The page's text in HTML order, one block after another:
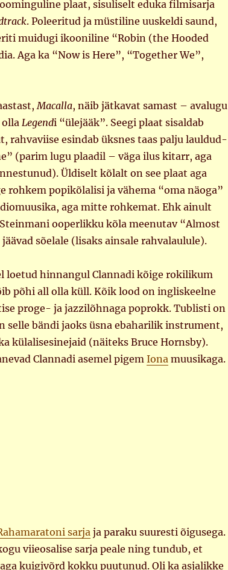
plaat, sisuliselt eduka filmisarja
. Poleeritud ja müstiline uuskeldi saund,
muidugi ikooniline “Robin (the Hooded
Aga ka “Now is Here”, “Together We”,
Macalla, näib jätkavat samast – avalugu
olla Legendi “ülejääk”. Seegi plaat sisaldab
rahvaviise esindab üksnes taas palju lauldud-
(parim lugu plaadil – väga ilus kitarr, aga
Üldiselt kõlalt on see plaat aga
rohkem popikõlalisi ja vähema “oma näoga”
aga mitte rohkemat. Ehk ainult
ooperlikku kõla meenutav “Almost
sõelale (lisaks ainsale rahvalaulule).
loetud hinnangul Clannadi kõige rokilikum
põhi all olla küll. Kõik lood on ingliskeelne
proge- ja jazzilõhnaga poprokk. Tublisti on
bändi jaoks üsna ebaharilik instrument,
külalisesinejaid (näiteks Bruce Hornsby).
Clannadi asemel pigem Ionamuusikaga.
sarjaja paraku suuresti õigusega.
viieosalise sarja peale ning tundub, et
kuigivõrd kokku puutunud. Oli ka asjalikke